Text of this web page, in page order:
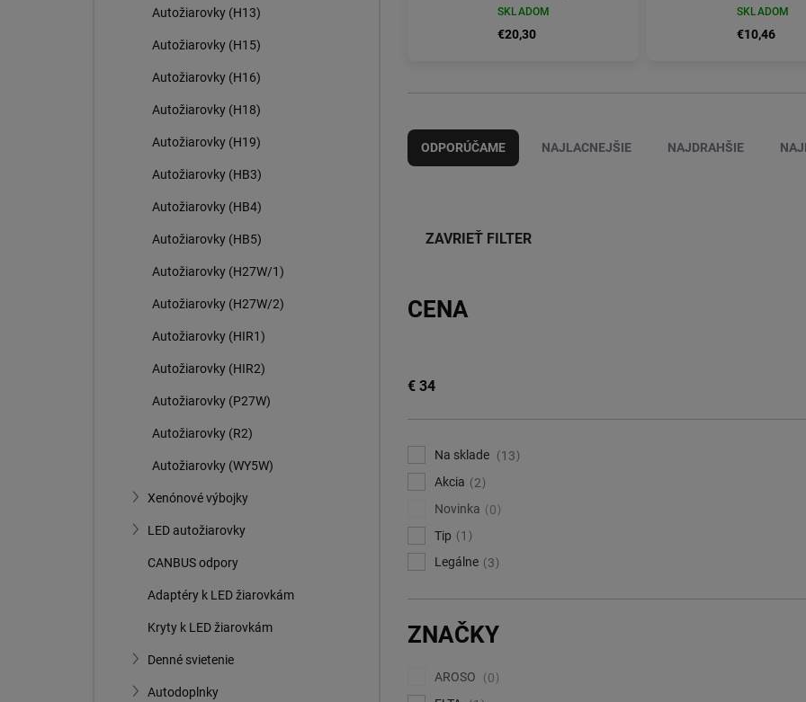
Autožiarovky (H13)
Autožiarovky (H15)
Autožiarovky (H16)
Autožiarovky (H18)
Autožiarovky (H19)
Autožiarovky (HB3)
Autožiarovky (HB4)
Autožiarovky (HB5)
Autožiarovky (H27W/1)
Autožiarovky (H27W/2)
Autožiarovky (HIR1)
Autožiarovky (HIR2)
Autožiarovky (P27W)
Autožiarovky (R2)
Autožiarovky (WY5W)
Xenónové výbojky
LED autožiarovky
CANBUS odpory
Adaptéry k LED žiarovkám
Kryty k LED žiarovkám
Denné svietenie
Autodoplnky
BOX (64193NB220-
SKLADOM
€20,30
SKLADOM
€10,46
a
d
o
d
t
o
v
ODPORÚČAME NAJLACNEJŠIE NAJDRAHŠIE
ZAVRIEŤ FILTER
CENA
€ 34
Na sklade
13
Akcia
2
Novinka
0
Tip
1
Legálne
3
ZNAČKY
AROSO
0